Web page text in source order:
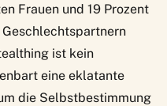
Frauen und 19 Prozent
ist kein
eine eklatante
die Selbstbestimmung